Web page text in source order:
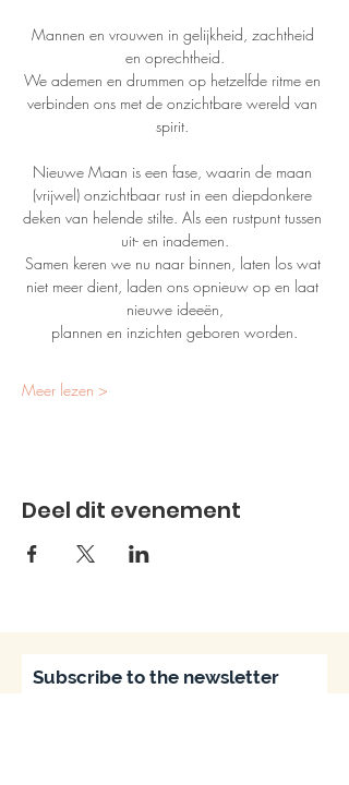
Mannen en vrouwen in gelijkheid, zachtheid
en oprechtheid.
We ademen en drummen op hetzelfde ritme en
verbinden ons met de onzichtbare wereld van
spirit.
Nieuwe Maan is een fase, waarin de maan
(vrijwel) onzichtbaar rust in een diepdonkere
deken van helende stilte. Als een rustpunt tussen
uit- en inademen.
Samen keren we nu naar binnen, laten los wat
niet meer dient, laden ons opnieuw op en laat
nieuwe ideeën,
plannen en inzichten geboren worden.
Meer lezen >
Deel dit evenement
Subscribe to the newsletter